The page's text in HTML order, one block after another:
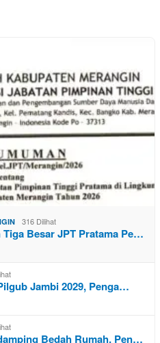
316 Dilihat
Tiga Besar JPT Pratama Pe…
Jambi 2029, Penga…
Bedah Rumah. Pen…